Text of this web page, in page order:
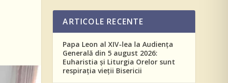
ARTICOLE RECENTE
Papa Leon al XIV-lea la Audiența
Generală din 5 august 2026:
Euharistia și Liturgia Orelor sunt
respirația vieții Bisericii